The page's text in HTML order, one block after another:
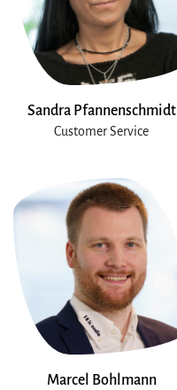
Sandra Pfannenschmidt
Customer Service
Marcel Bohlmann